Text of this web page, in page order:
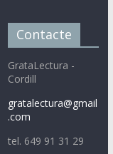
Contacte
GrataLectura -
Cordill
gratalectura@gmail
.com
tel. 649 91 31 29